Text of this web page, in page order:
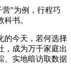
”为例，行程巧
书。
今天，若何选择
，成为万千家庭出
、实地暗访取数据